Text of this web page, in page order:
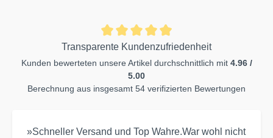
Transparente Kundenzufriedenheit
Kunden bewerteten unsere Artikel durchschnittlich mit 4.96 /
5.00
Berechnung aus insgesamt 54 verifizierten Bewertungen
»Schneller Versand und Top Wahre.War wohl nicht